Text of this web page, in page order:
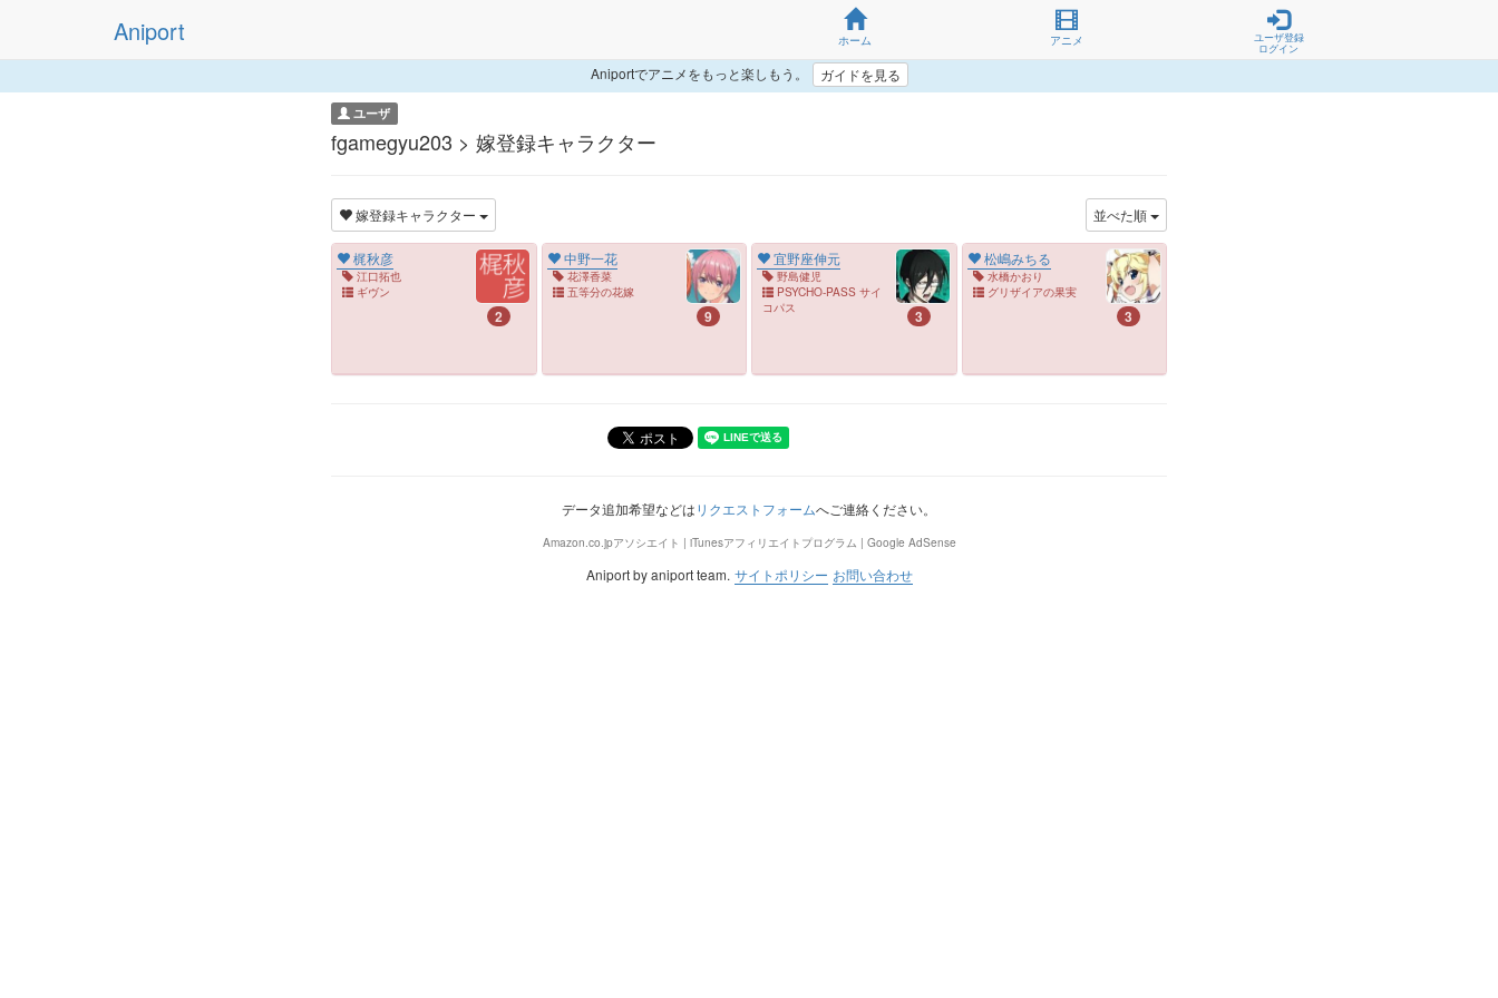
Aniport ホーム アニメ
ユーザ登録
ログイン
Aniportでアニメをもっと楽しもう。 ガイドを見る
ユーザ
fgamegyu203 > 嫁登録キャラクター
嫁登録キャラクター 並べた順
梶秋彦
江口拓也
ギヴン
2
中野一花
花澤香菜
五等分の花嫁
9
宜野座伸元
野島健児
PSYCHO-PASS サイ
コパス
3
松嶋みちる
水橋かおり
グリザイアの果実
3
データ追加希望などはリクエストフォームへご連絡ください。
Amazon.co.jpアソシエイト | iTunesアフィリエイトプログラム | Google AdSense
Aniport by aniport team. サイトポリシー お問い合わせ